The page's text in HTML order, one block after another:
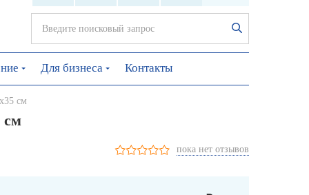
Для бизнеса Контакты
см
см
пока нет отзывов